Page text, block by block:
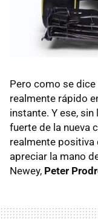
Pero como se
realmente rápido
instante. Y ese,
fuerte de la nueva
realmente positiva
apreciar la mano
Newey, Peter